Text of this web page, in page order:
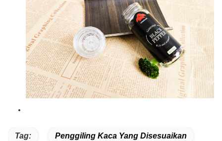
Tag: Penggiling Kaca Yang Disesuaikan